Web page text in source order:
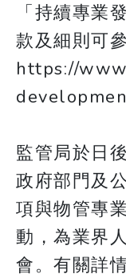
「持續專業
款及細則可
https://
監管局於日
政府部門及
項與物管專
動，為業界
會。有關詳